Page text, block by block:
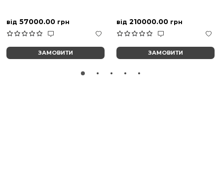
від 57000.00 грн
ЗАМОВИТИ
від 210000.00 грн
ЗАМОВИТИ